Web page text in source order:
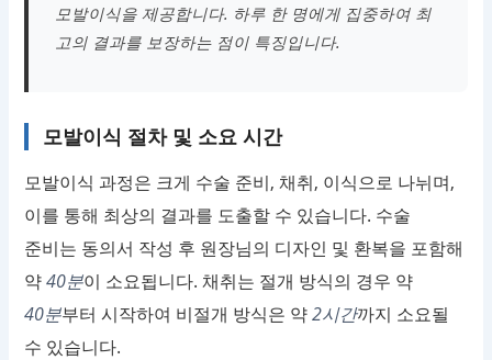
모발이식을 제공합니다. 하루 한 명에게 집중하여 최
고의 결과를 보장하는 점이 특징입니다.
모발이식 절차 및 소요 시간
모발이식 과정은 크게 수술 준비, 채취, 이식으로 나뉘며,
이를 통해 최상의 결과를 도출할 수 있습니다. 수술
준비는 동의서 작성 후 원장님의 디자인 및 환복을 포함해
약40분이 소요됩니다. 채취는 절개 방식의 경우 약
40분부터 시작하여 비절개 방식은 약2시간까지 소요될
수 있습니다.